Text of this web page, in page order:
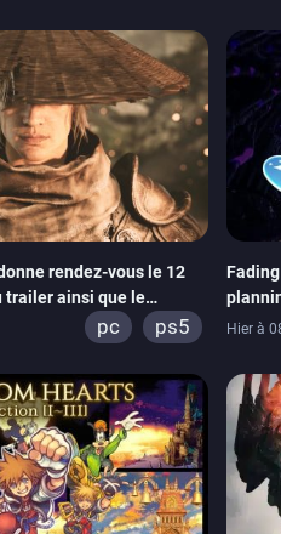
switch 2
rendez-vous le 12
trailer ainsi que le
pc ps5 Hier à